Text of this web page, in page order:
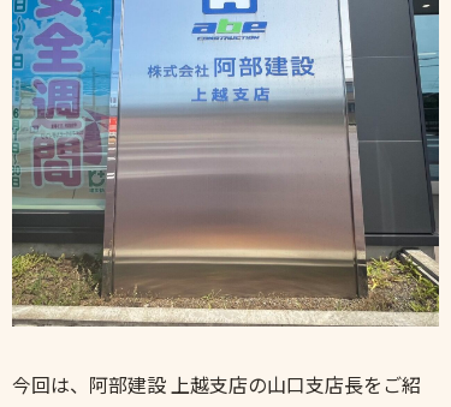
今回は、阿部建設 上越支店の山口支店長をご紹